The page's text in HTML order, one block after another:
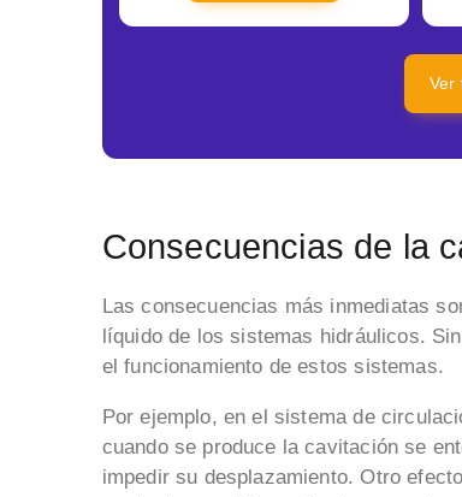
Ver
Consecuencias de la
Las consecuencias más inmediatas
líquido de los sistemas hidráulicos.
el funcionamiento de estos sistemas.
Por ejemplo, en el sistema de
cuando se produce la cavitación se
impedir su desplazamiento. Otro